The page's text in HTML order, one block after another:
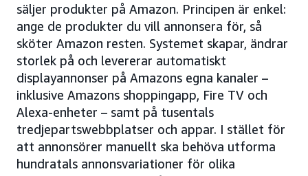
säljer produkter på Amazon. Principen är enkel:
ange de produkter du vill annonsera för, så
sköter Amazon resten. Systemet skapar, ändrar
storlek på och levererar automatiskt
displayannonser på Amazons egna kanaler –
inklusive Amazons shoppingapp, Fire TV och
Alexa-enheter – samt på tusentals
tredjepartswebbplatser och appar. I stället för
att annonsörer manuellt ska behöva utforma
hundratals annonsvariationer för olika